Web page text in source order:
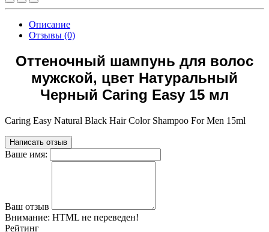
Описание
Отзывы (0)
Оттеночный шампунь для волос
мужской, цвет Натуральный
Черный Caring Easy 15 мл
Caring Easy Natural Black Hair Color Shampoo For Men 15ml
Написать отзыв
Ваше имя:
Ваш отзыв
Внимание: HTML не переведен!
Рейтинг